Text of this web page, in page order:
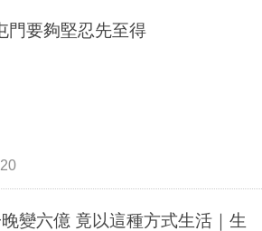
門要夠堅忍先至得
變六億 竟以這種方式生活｜生